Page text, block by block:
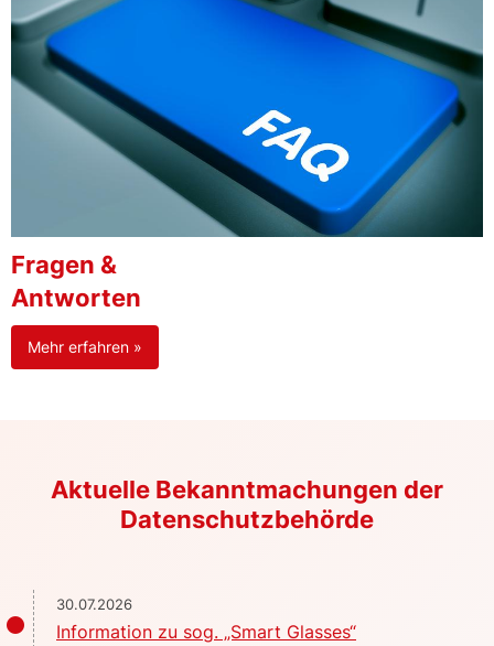
Fragen &
Antworten
Mehr erfahren »
Aktuelle Bekanntmachungen der
Datenschutzbehörde
30.07.2026
Information zu sog. „Smart Glasses“